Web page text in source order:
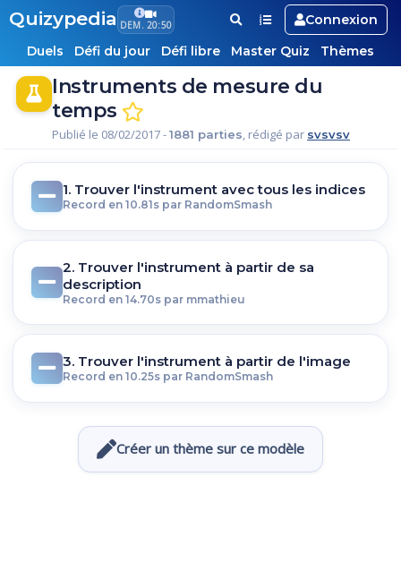
Quizypedia DEM. 20:50
Connexion
Duels
Défi du jour Défi libre Master Quiz Thèmes
Instruments de mesure du
temps
Publié le 08/02/2017 -1881 parties, rédigé par svsvsv
1. Trouver l'instrument avec tous les indices
Record en 10.81s par RandomSmash
2. Trouver l'instrument à partir de sa
description
Record en 14.70s par mmathieu
3. Trouver l'instrument à partir de l'image
Record en 10.25s par RandomSmash
Créer un thème sur ce modèle